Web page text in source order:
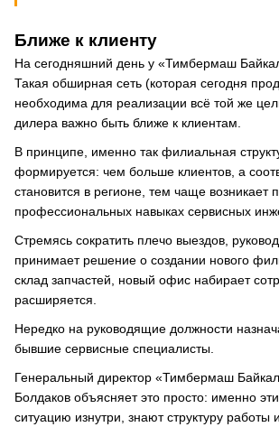
Ближе к клиенту
На сегодняшний день у «Тимбермаш
Такая обширная сеть (которая сегодня
необходима для реализации всё той же
дилера важно быть ближе к клиентам.
В принципе, именно так филиальная
формируется: чем больше клиентов, а
становится в регионе, тем чаще возникает
профессиональных навыках сервисных
Стремясь сократить плечо выездов,
принимает решение о создании нового
склад запчастей, новый офис набирает
расширяется.
Нередко на руководящие должности
бывшие сервисные специалисты.
Генеральный директор «Тимбермаш
Болдаков объясняет это просто: именно
ситуацию изнутри, знают структуру работы